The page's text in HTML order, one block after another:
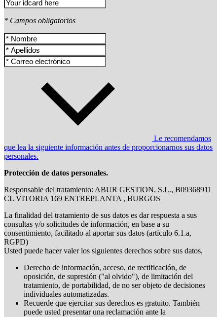
* Campos obligatorios
Le recomendamos
que lea la siguiente información antes de proporcionarnos sus datos
personales.
Protección de datos personales.
Responsable del tratamiento: ABUR GESTION, S.L., B09368911
CL VITORIA 169 ENTREPLANTA , BURGOS
La finalidad del tratamiento de sus datos es dar respuesta a sus
consultas y/o solicitudes de información, en base a su
consentimiento, facilitado al aportar sus datos (artículo 6.1.a,
RGPD)
Usted puede hacer valer los siguientes derechos sobre sus datos,
Derecho de información, acceso, de rectificación, de
oposición, de supresión ("al olvido"), de limitación del
tratamiento, de portabilidad, de no ser objeto de decisiones
individuales automatizadas.
Recuerde que ejercitar sus derechos es gratuito. También
puede usted presentar una reclamación ante la